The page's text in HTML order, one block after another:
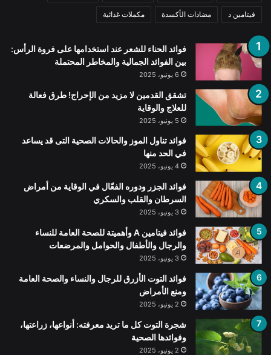
فيتامين د مضادات الأكسدة مكملات غذائية
فوائد الحناء للشعر عند استخدامها على فروة الرأس:
بين الفوائد الجمالية والمخاطر المحتملة
6 يونيو، 2025
تشقق القدمين لا مزيد من الإحراج! طرق فعالة
للعلاج والوقاية
5 يونيو، 2025
فوائد تناول الموز والحالات الصحية التى قد يساعد
في الحد منها
4 يونيو، 2025
فوائد الجزر ودوره الفعّال في الوقاية من أمراض
السرطان والقلب والسكري
3 يونيو، 2025
فوائد فيتامين A وأهميتة للصحة العامة للنساء
والرجال والأطفال والحوامل والمرضعات
3 يونيو، 2025
فوائد التوت الأزرق للرجال والنساء والصحة العامة
ومنع الأمراض
2 يونيو، 2025
شجرة التوت كل ما تريد معرفته: أنواعها، زراعتها،
وفوائدها الصحية
2 يونيو، 2025